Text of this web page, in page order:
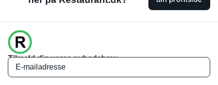
Tilmeld dig vores nyhedsbrev